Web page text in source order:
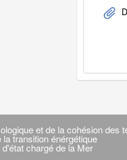
et de la cohésion des
la transition énérgétique
chargé de la Mer